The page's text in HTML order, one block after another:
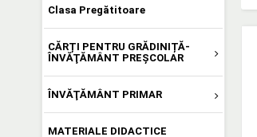
Clasa Pregătitoare
CĂRȚI PENTRU GRĂDINIȚĂ-
ÎNVĂŢĂMÂNT PREŞCOLAR
ÎNVĂŢĂMÂNT PRIMAR
MATERIALE DIDACTICE